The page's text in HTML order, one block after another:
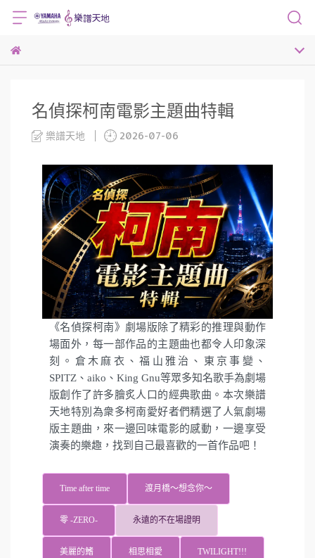
名偵探柯南電影主題曲特輯
樂譜天地 2026-07-06
《名偵探柯南》劇場版除了精彩的推理與動作
場面外，每一部作品的主題曲也都令人印象深
刻。倉木麻衣、福山雅治、東京事變、
SPITZ、aiko、King Gnu等眾多知名歌手為劇場
版創作了許多膾炙人口的經典歌曲。本次樂譜
天地特別為衆多柯南愛好者們精選了人氣劇場
版主題曲，來一邊回味電影的感動，一邊享受
演奏的樂趣，找到自己最喜歡的一首作品吧！
Time after time 渡月橋～想念你～
零 -ZERO- 永遠的不在場證明
美麗的鰭 相思相愛 TWILIGHT!!!